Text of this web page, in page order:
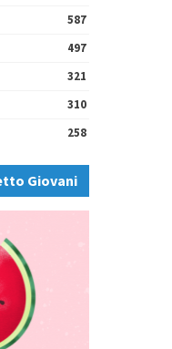
587
497
321
310
258
Giovani